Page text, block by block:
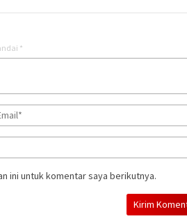
*
ini untuk komentar saya berikutnya.